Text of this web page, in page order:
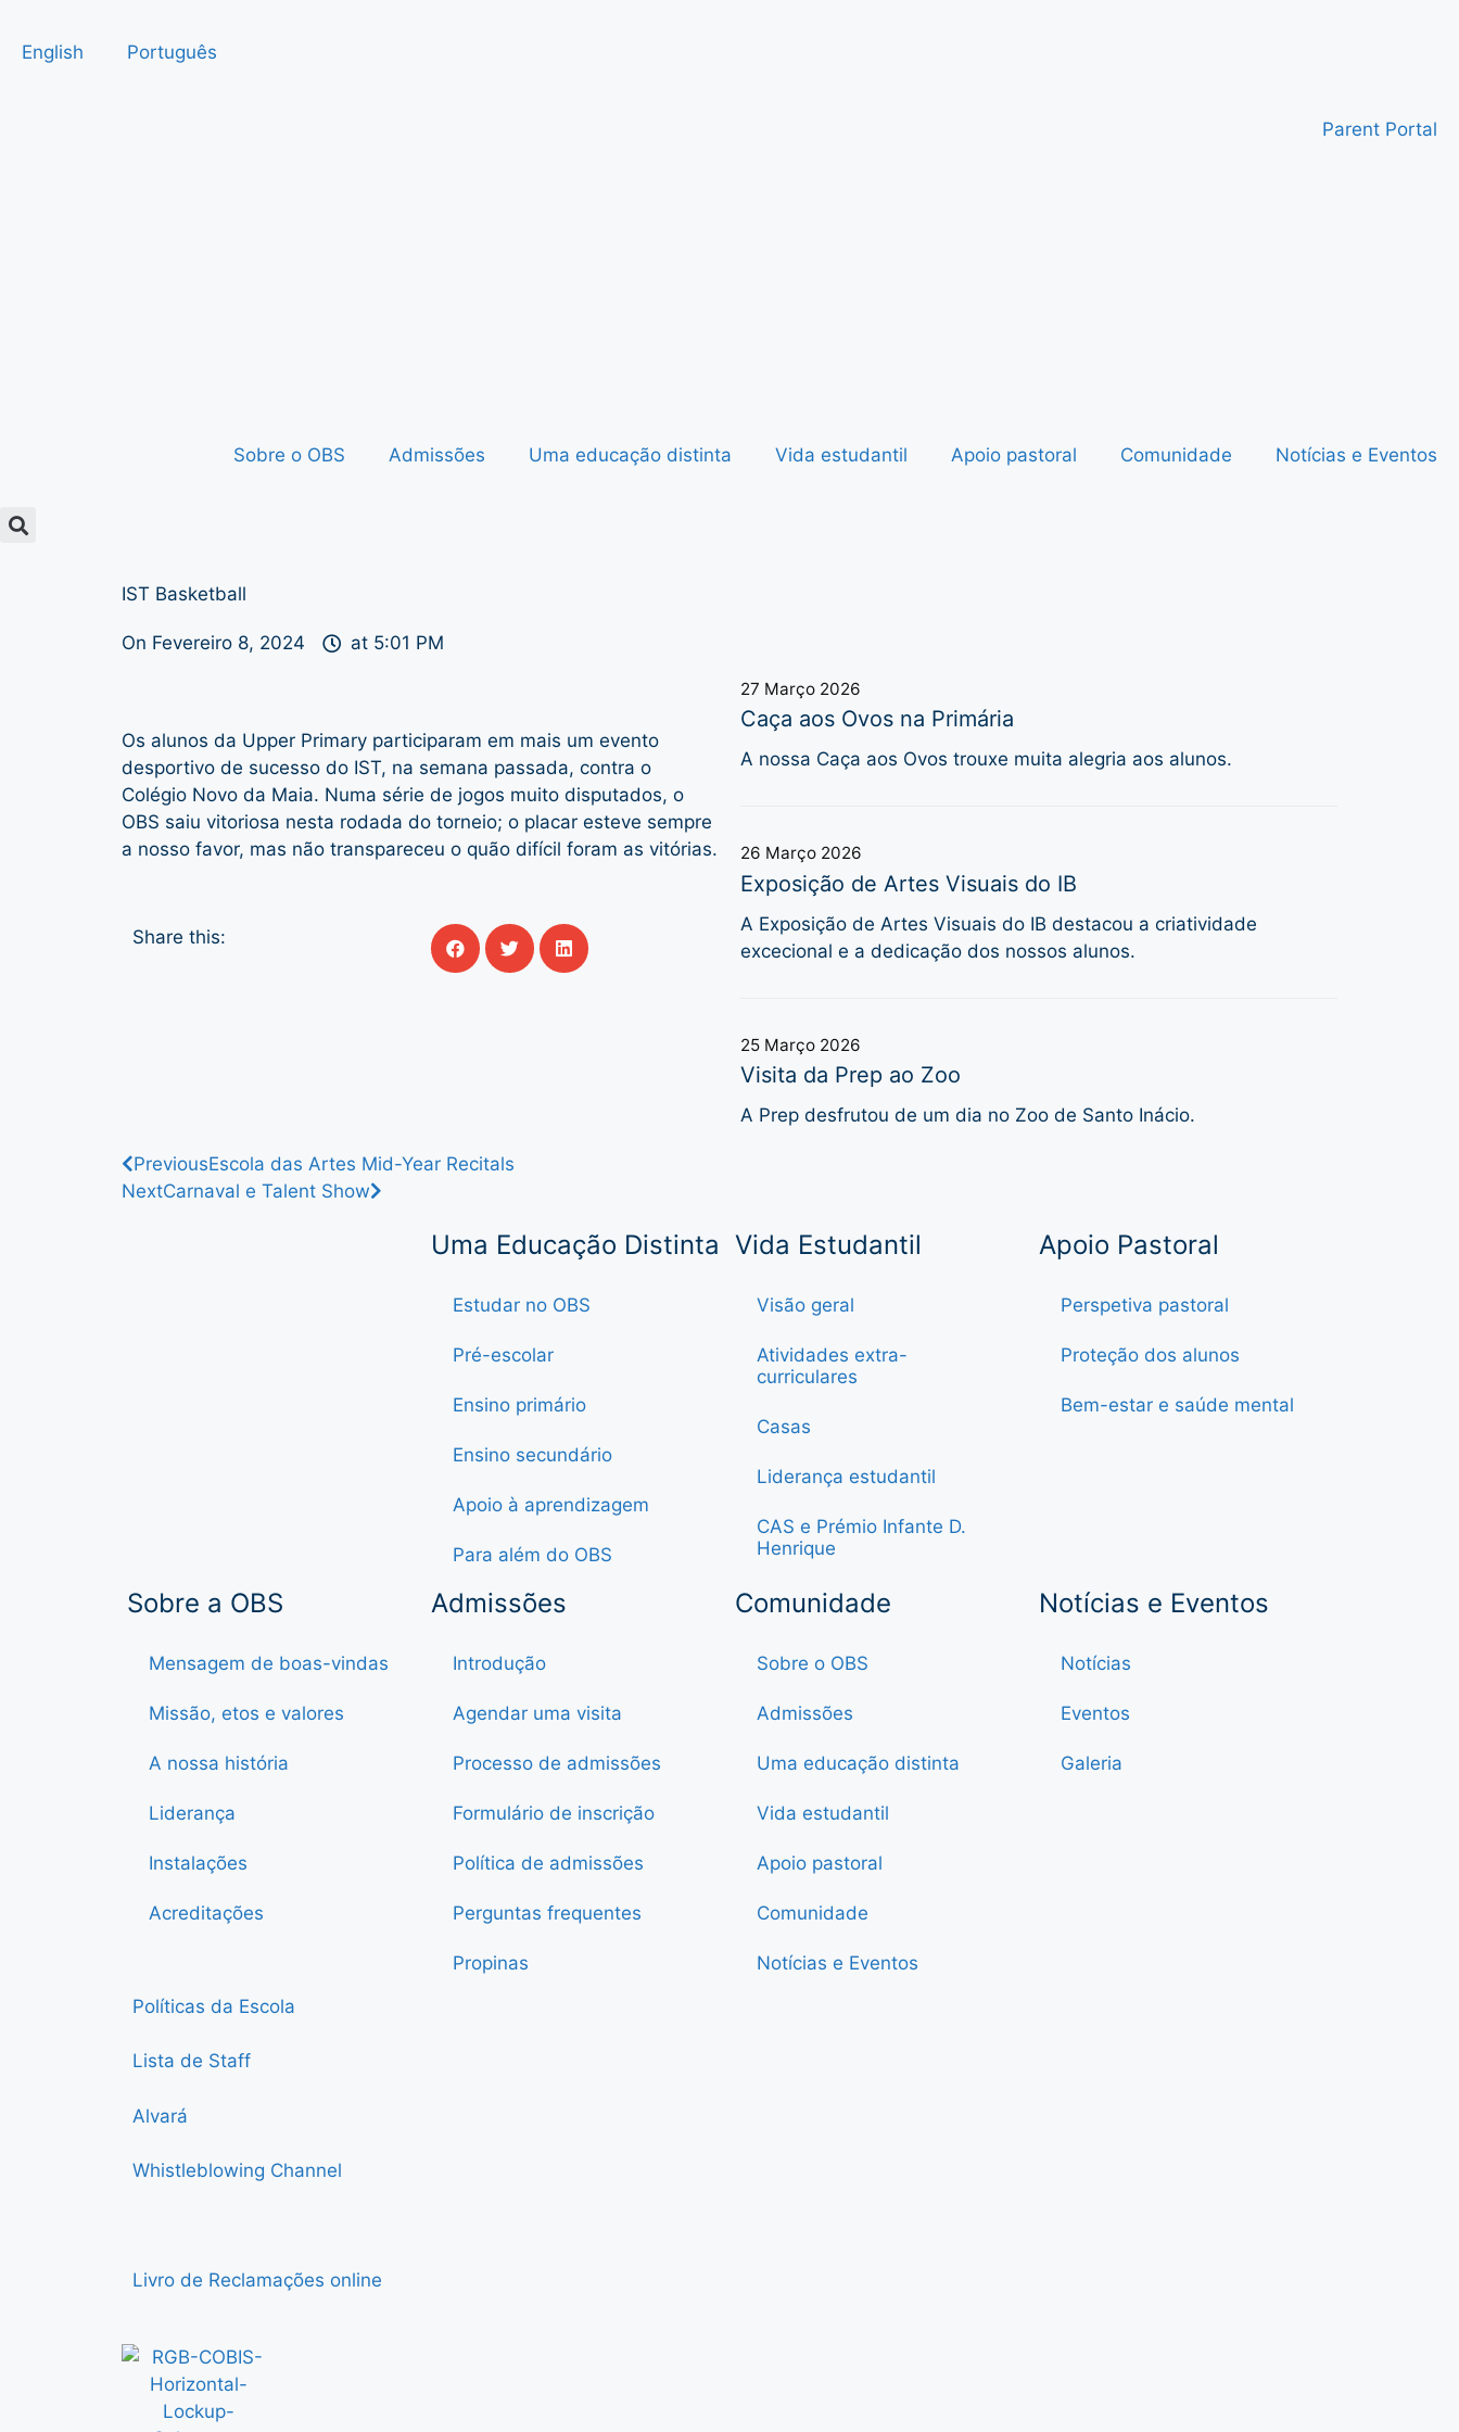
English Português
Parent Portal
Sobre o OBS Admissões Uma educação distinta Vida estudantil Apoio pastoral Comunidade Notícias e Eventos
IST Basketball
On Fevereiro 8, 2024 at 5:01 PM
Os alunos da Upper Primary participaram em mais um evento
desportivo de sucesso do IST, na semana passada, contra o
Colégio Novo da Maia. Numa série de jogos muito disputados, o
OBS saiu vitoriosa nesta rodada do torneio; o placar esteve sempre
a nosso favor, mas não transpareceu o quão difícil foram as vitórias.
Share this:
27 Março 2026
Caça aos Ovos na Primária
A nossa Caça aos Ovos trouxe muita alegria aos alunos.
26 Março 2026
Exposição de Artes Visuais do IB
A Exposição de Artes Visuais do IB destacou a criatividade
excecional e a dedicação dos nossos alunos.
25 Março 2026
Visita da Prep ao Zoo
A Prep desfrutou de um dia no Zoo de Santo Inácio.
PreviousEscola das Artes Mid-Year Recitals
NextCarnaval e Talent Show
Uma Educação Distinta
Estudar no OBS
Pré-escolar
Ensino primário
Ensino secundário
Apoio à aprendizagem
Para além do OBS
Vida Estudantil
Visão geral
Atividades extra-
curriculares
Casas
Liderança estudantil
CAS e Prémio Infante D.
Henrique
Apoio Pastoral
Perspetiva pastoral
Proteção dos alunos
Bem-estar e saúde mental
Sobre a OBS
Mensagem de boas-vindas
Missão, etos e valores
A nossa história
Liderança
Instalações
Acreditações
Admissões
Introdução
Agendar uma visita
Processo de admissões
Formulário de inscrição
Política de admissões
Perguntas frequentes
Propinas
Comunidade
Sobre o OBS
Admissões
Uma educação distinta
Vida estudantil
Apoio pastoral
Comunidade
Notícias e Eventos
Notícias e Eventos
Notícias
Eventos
Galeria
Políticas da Escola
Lista de Staff
Alvará
Whistleblowing Channel
Livro de Reclamações online